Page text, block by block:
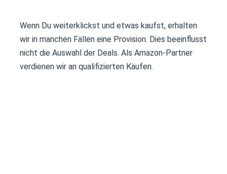
Wenn Du weiterklickst und etwas kaufst, erhalten
wir in manchen Fällen eine Provision. Dies beeinflusst
nicht die Auswahl der Deals. Als Amazon-Partner
verdienen wir an qualifizierten Käufen.